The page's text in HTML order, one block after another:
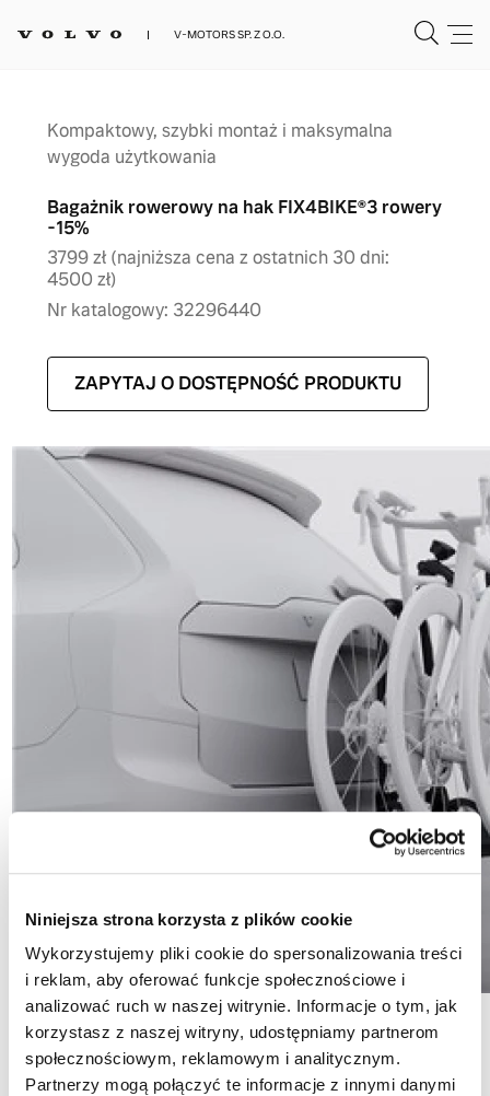
Niniejsza strona korzysta z plików cookie
Wykorzystujemy pliki cookie do spersonalizowania treści
i reklam, aby oferować funkcje społecznościowe i
analizować ruch w naszej witrynie. Informacje o tym, jak
korzystasz z naszej witryny, udostępniamy partnerom
społecznościowym, reklamowym i analitycznym.
Partnerzy mogą połączyć te informacje z innymi danymi
V-MOTORS SP. Z O.O.
Kompaktowy, szybki montaż i maksymalna
wygoda użytkowania
Bagażnik rowerowy na hak FIX4BIKE®3 rowery
-15%
3799 zł (najniższa cena z ostatnich 30 dni:
4500 zł)
Nr katalogowy: 32296440
ZAPYTAJ O DOSTĘPNOŚĆ PRODUKTU
Wygodny transport rowerów w każdej podróży